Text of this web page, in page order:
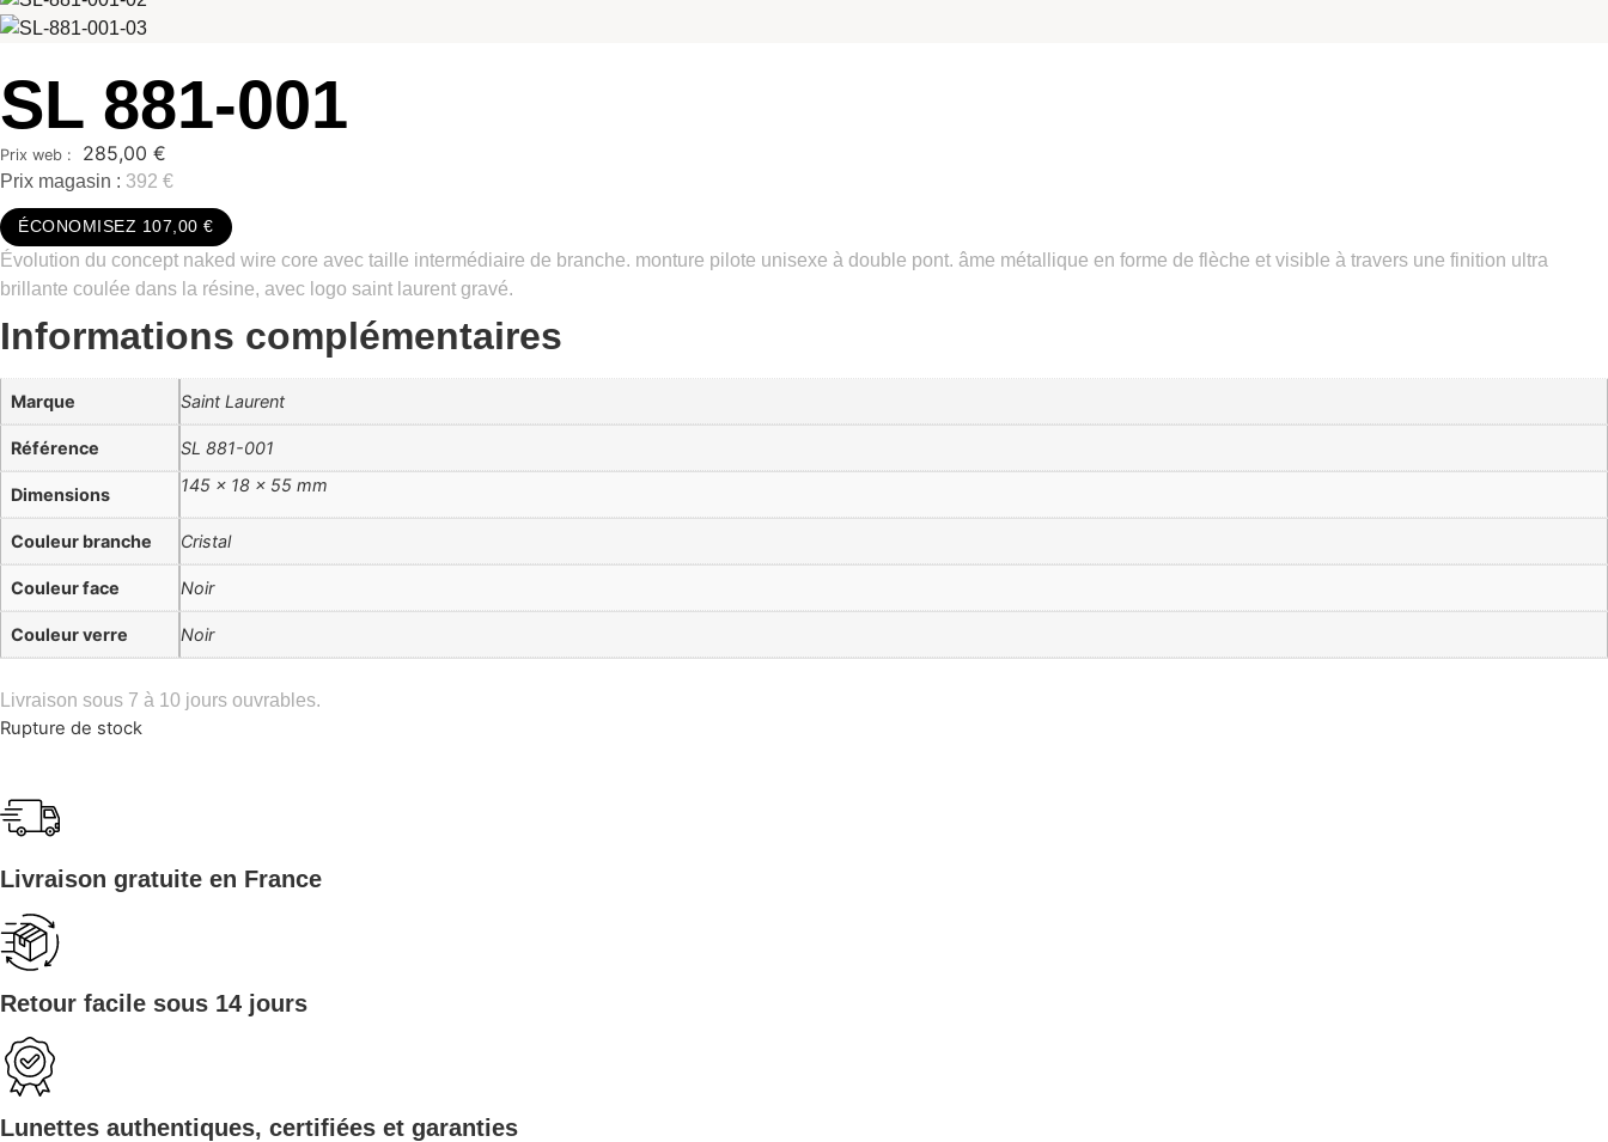
SL 881-001
285,00 €
Prix magasin : 392 €
ÉCONOMISEZ 107,00 €
Évolution du concept naked wire core avec taille intermédiaire de branche. monture pilote unisexe à double pont. âme métallique en forme de flèche et visible à travers une finition ultra
brillante coulée dans la résine, avec logo saint laurent gravé.
Informations complémentaires
Référence SL 881-001
Dimensions 145 × 18 × 55 mm
Couleur branche Cristal
Couleur face Noir
Couleur verre Noir
Marque Saint Laurent
Livraison sous 7 à 10 jours ouvrables.
Rupture de stock
Livraison gratuite en France
Retour facile sous 14 jours
Lunettes authentiques, certifiées et garanties